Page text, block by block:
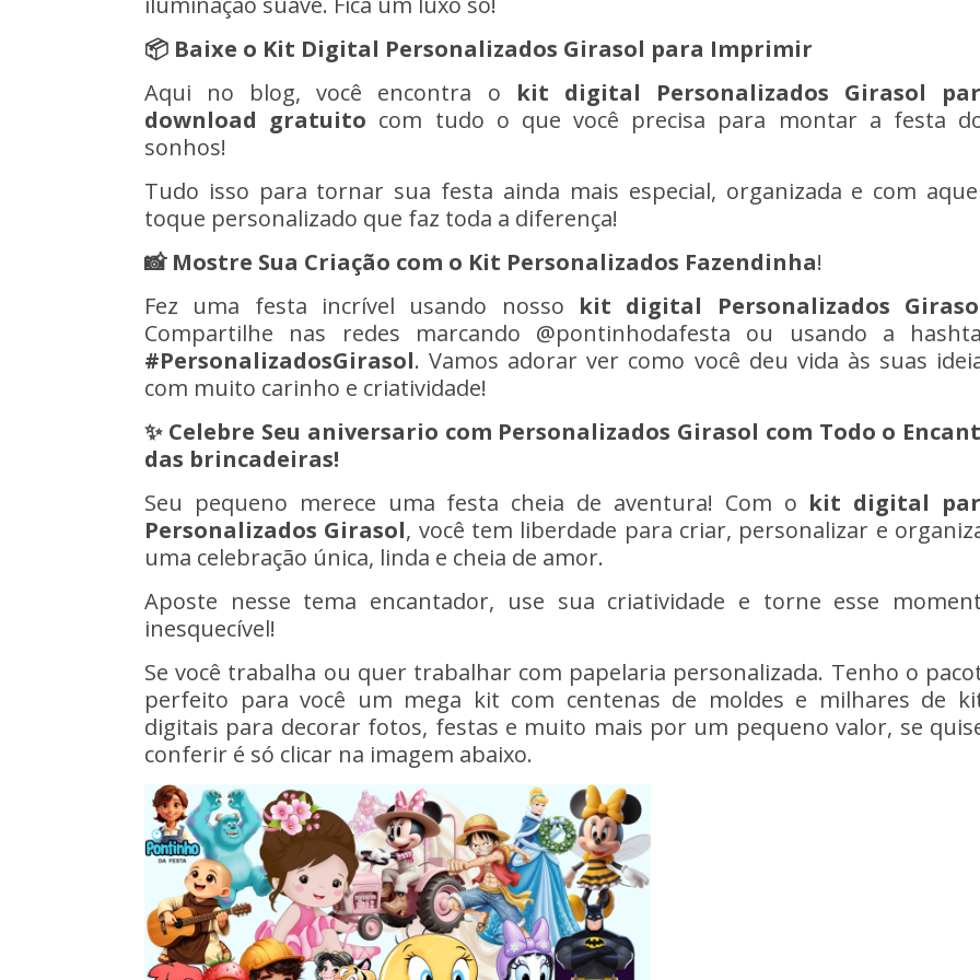
📦 Baixe o Kit Digital Personalizados Girasol para Imprimir
Aqui no blog, você encontra o kit digital Personalizados Girasol
download gratuito com tudo o que você precisa para montar a festa
sonhos!
Tudo isso para tornar sua festa ainda mais especial, organizada e com
toque personalizado que faz toda a diferença!
📸 Mostre Sua Criação com o Kit Personalizados Fazendinha!
Fez uma festa incrível usando nosso kit digital Personalizados
Compartilhe nas redes marcando @pontinhodafesta ou usando a
#PersonalizadosGirasol. Vamos adorar ver como você deu vida às suas
com muito carinho e criatividade!
✨ Celebre Seu aniversario com Personalizados Girasol com Todo o
das brincadeiras!
Seu pequeno merece uma festa cheia de aventura! Com o kit digital
Personalizados Girasol, você tem liberdade para criar, personalizar e
uma celebração única, linda e cheia de amor.
Aposte nesse tema encantador, use sua criatividade e torne esse
inesquecível!
Se você trabalha ou quer trabalhar com papelaria personalizada. Tenho o
perfeito para você um mega kit com centenas de moldes e milhares de
digitais para decorar fotos, festas e muito mais por um pequeno valor, se
conferir é só clicar na imagem abaixo.